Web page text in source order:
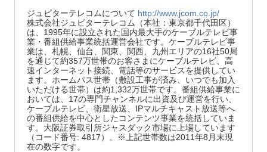
ジュピターテレコムについて http://www.jcom.co.jp/
株式会社ジュピターテレコム（本社：東京都千代田区）
は、1995年に設立された国内最大手のケーブルテレビ事
業・番組供給事業統括運営会社です。ケーブルテレビ事
業は、札幌、仙台、関東、関西、九州エリアの16社50局
を通じて約357万世帯のお客さまにケーブルテレビ、高
速インターネット接続、電話等のサービスを提供してい
ます。ホームパス世帯（敷設工事が済み、いつでも加入
いただける世帯）は約1,332万世帯です。番組供給事業に
おいては、17の専門チャンネルに出資及び運営を行い、
ケーブルテレビ、衛星放送、IPマルチキャスト放送等へ
の番組供給を中心としたコンテンツ事業を統括していま
す。大阪証券取引所ジャスダック市場に上場しています
（コード番号: 4817）。※上記世帯数は2011年8月末現
在の数字です。